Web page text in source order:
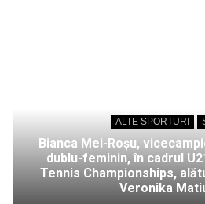
ALTE SPORTURI
Bianca Mei-Roșu,
dublu-feminin, în cadrul
Tennis Championships,
Veronika